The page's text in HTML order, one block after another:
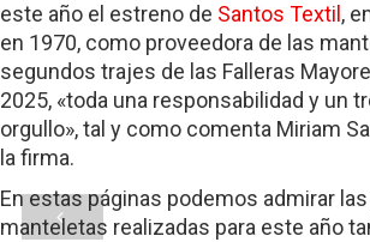
este año el estreno de Santos Textil ,
en 1970, como proveedora de las
segundos trajes de las Falleras
2025, «toda una responsabilidad y un
orgullo», tal y como comenta Miriam
la firma.
En estas páginas podemos admirar
manteletas realizadas para este año